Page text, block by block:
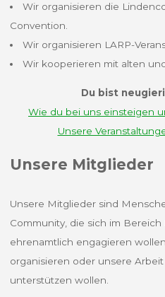
Wir organisieren die
Convention.
Wir organisieren LARP-
Wir kooperieren mit alten
Du bist
Wie du bei uns einsteigen
Unsere
Unsere Mitglieder
Unsere Mitglieder sind
Community, die sich im Bereich
ehrenamtlich engagieren
organisieren oder unsere
unterstützen wollen.